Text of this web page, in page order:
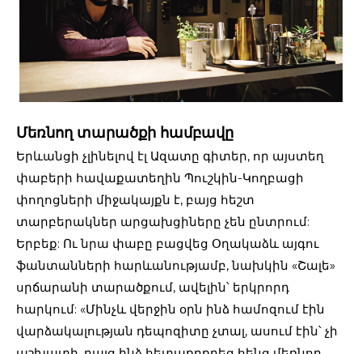
Մեռնող տարածքի համբավը
Երևանցի չլինելով էլ Ազատը գիտեր, որ այստեղ
փաբերի հավաքատեղին Պուշկին-Կողբացի
փողոցների միջակայքն է, բայց հեշտ
տարբերակներ արցախցիները չեն ընտրում:
Երբեք: Ու նրա փաբը բացվեց Օղակաձև այգու
ֆանտանների հարևանությամբ, նախկին «Շալե»
սրճարանի տարածքում, ավելին՝ երկրորդ
հարկում: «Մինչև վերջին օրն ինձ համոզում էին
վարձակալության դեպոզիտը չտալ, ասում էին՝ չի